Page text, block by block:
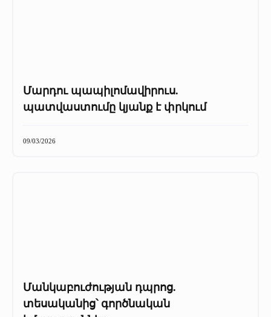
Մարդու պապիլոմավիրուս.
պատվաստումը կյանք է փրկում
09/03/2026
Մանկաբուժության դպրոց.
տեսականից՝ գործնական